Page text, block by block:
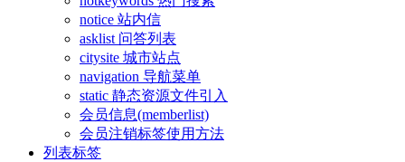
notice 站内信
asklist 问答列表
citysite 城市站点
navigation 导航菜单
static 静态资源文件引入
会员信息(memberlist)
会员注销标签使用方法
列表标签